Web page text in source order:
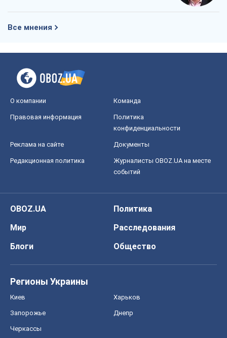
Все мнения
О компании Команда
Правовая информация
Политика
конфиденциальности
Реклама на сайте Документы
Редакционная политика
Журналисты OBOZ.UA на месте
событий
OBOZ.UA
Политика
Мир
Расследования
Блоги
Общество
Регионы Украины
Киев Харьков
Запорожье Днепр
Черкассы